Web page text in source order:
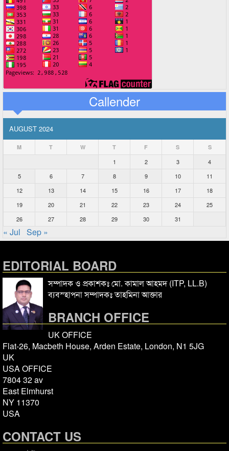
Callender
AUGUST 2024
M T W T F S S
1 2 3
4
5
6 7 8 9 10
11
12
13 14 15 16 17
18
19
20 21 22 23 24
25
26
27 28 29 30 31
« Jul Sep »
EDITORIAL BOARD
সম্পাদক ও প্রকাশকঃ মো. কামাল আহমদ (ITP, LL.B)
ব্যবস্হাপনা সম্পাদকঃ তাহমিনা আক্তার
BRANCH OFFICE
UK OFFICE
Flat-26, Macbeth House, Arden Estate, London, N1 5JG
UK
USA OFFICE
7804 32 av
East Elmhurst
NY 11370
USA
CONTACT US